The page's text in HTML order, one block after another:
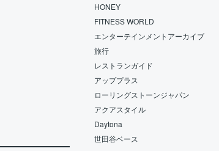
HONEY
FITNESS WORLD
エンターテインメントアーカイブ
旅行
レストランガイド
アッププラス
ローリングストーンジャパン
アクアスタイル
Daytona
世田谷ベース